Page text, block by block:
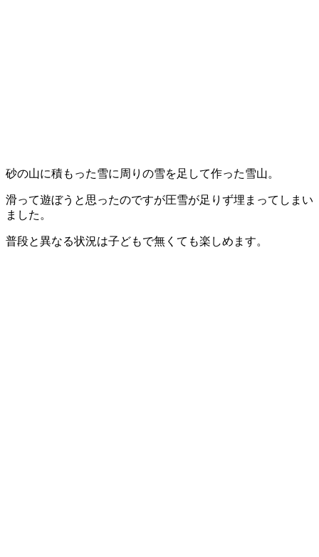
砂の山に積もった雪に周りの雪を足して作った雪山。
滑って遊ぼうと思ったのですが圧雪が足りず埋まってしまい
ました。
普段と異なる状況は子どもで無くても楽しめます。